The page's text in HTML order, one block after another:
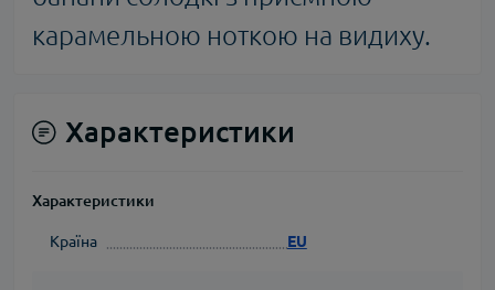
карамельною ноткою на видиху.
Характеристики
Характеристики
Країна EU